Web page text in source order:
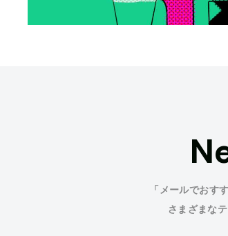
「メールでおす
さまざまな